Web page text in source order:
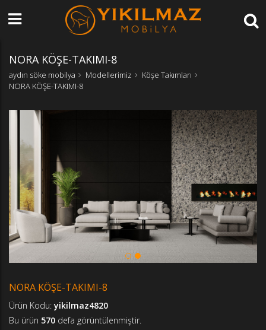
NORA KÖŞE-TAKIMI-8
aydın söke mobilya Modellerimiz
Köşe Takımları
NORA KÖŞE-TAKIMI-8
NORA KÖŞE-TAKIMI-8
Ürün Kodu:yikilmaz4820
Bu ürün 570 defa görüntülenmiştir.